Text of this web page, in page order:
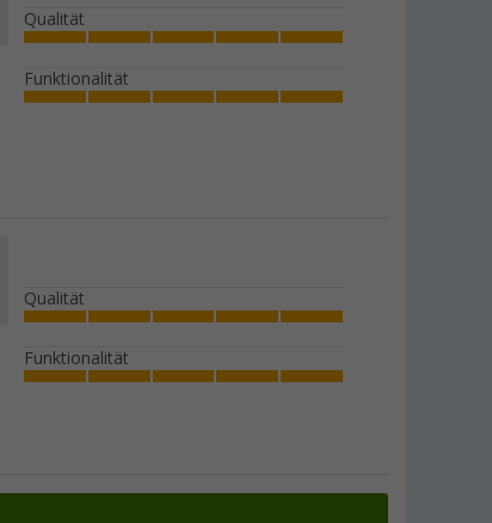
Qualität
Funktionalität
Qualität
Funktionalität